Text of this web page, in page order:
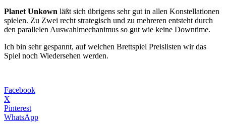
Planet Unkown läßt sich übrigens sehr gut in allen Konstellationen
spielen. Zu Zwei recht strategisch und zu mehreren entsteht durch
den parallelen Auswahlmechanimus so gut wie keine Downtime.
Ich bin sehr gespannt, auf welchen Brettspiel Preislisten wir das
Spiel noch Wiedersehen werden.
Facebook
X
Pinterest
WhatsApp